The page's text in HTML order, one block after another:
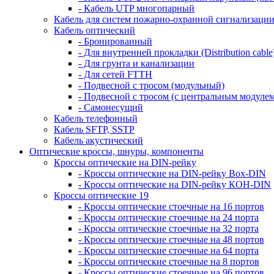
- Кабель UTP многопарный
Кабель для систем пожарно-охранной сигнализации
Кабель оптический
- Бронированный
- Для внутренней прокладки (Distribution
- Для грунта и канализации
- Для сетей FTTH
- Подвесной с тросом (модульный)
- Подвесной с тросом (с центральным
- Самонесущий
Кабель телефонный
Кабель SFTP, SSTP
Кабель акустический
Оптические кроссы, шнуры, компоненты
Кроссы оптические на DIN-рейку
- Кроссы оптические на DIN-рейку Box-DIN
- Кроссы оптические на DIN-рейку КОН-DIN
Кроссы оптические 19
- Кроссы оптические стоечные на 16 портов
- Кроссы оптические стоечные на 24 порта
- Кроссы оптические стоечные на 32 порта
- Кроссы оптические стоечные на 48 портов
- Кроссы оптические стоечные на 64 порта
- Кроссы оптические стоечные на 8 портов